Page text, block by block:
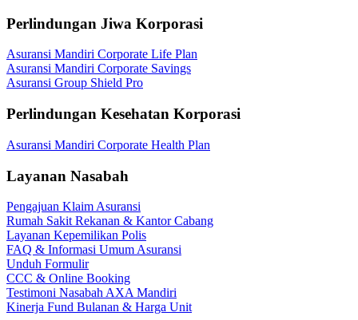
Perlindungan Jiwa Korporasi
Asuransi Mandiri Corporate Life Plan
Asuransi Mandiri Corporate Savings
Asuransi Group Shield Pro
Perlindungan Kesehatan Korporasi
Asuransi Mandiri Corporate Health Plan
Layanan Nasabah
Pengajuan Klaim Asuransi
Rumah Sakit Rekanan & Kantor Cabang
Layanan Kepemilikan Polis
FAQ & Informasi Umum Asuransi
Unduh Formulir
CCC & Online Booking
Testimoni Nasabah AXA Mandiri
Kinerja Fund Bulanan & Harga Unit